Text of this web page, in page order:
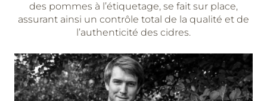
des pommes à l’étiquetage, se fait sur place,
assurant ainsi un contrôle total de la qualité et de
l’authenticité des cidres.